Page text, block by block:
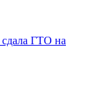
ГТО на